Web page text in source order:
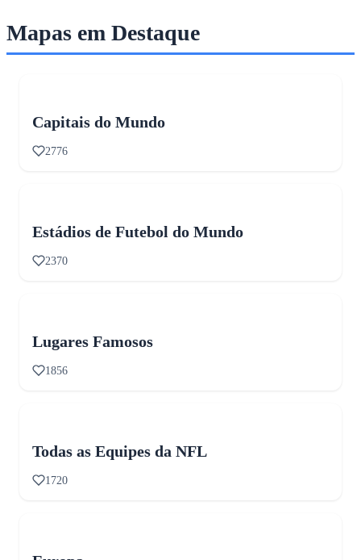
Mapas em Destaque
Capitais do Mundo
2776
Estádios de Futebol do Mundo
2370
Lugares Famosos
1856
Todas as Equipes da NFL
1720